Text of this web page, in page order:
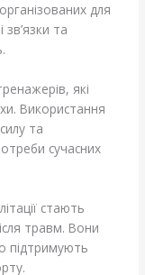
для
зв’язки та
які
Використання
та
сучасних
стають
травм. Вони
підтримують